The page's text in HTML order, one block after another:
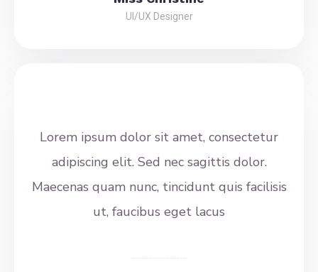
UI/UX Designer
Lorem ipsum dolor sit amet, consectetur
adipiscing elit. Sed nec sagittis dolor.
Maecenas quam nunc, tincidunt quis facilisis
ut, faucibus eget lacus